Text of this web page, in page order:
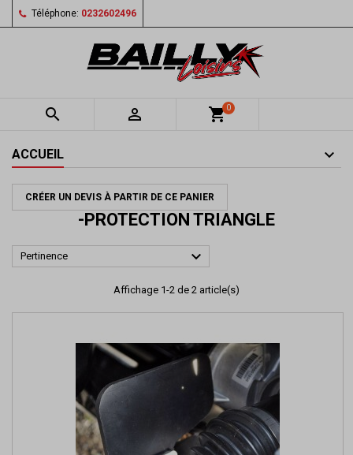
Téléphone: 0232602496
  shopping_cart0
ACCUEIL
CRÉER UN DEVIS À PARTIR DE CE PANIER
-PROTECTION TRIANGLE
Pertinence 
Affichage 1-2 de 2 article(s)